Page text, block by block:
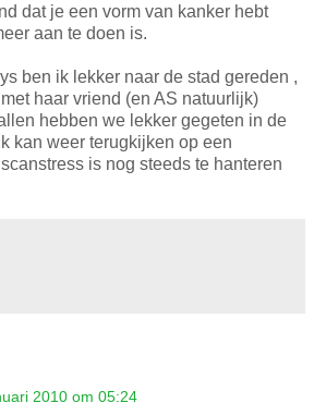
dat je een vorm van kanker hebt
aan te doen is.
ben ik lekker naar de stad gereden ,
haar vriend (en AS natuurlijk)
hebben we lekker gegeten in de
kan weer terugkijken op een
is nog steeds te hanteren
2010 om 05:24